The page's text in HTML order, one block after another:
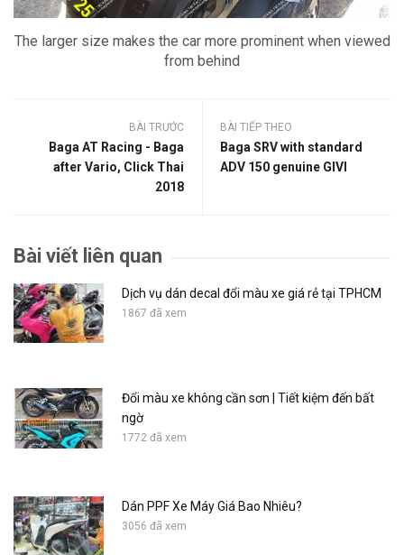
The larger size makes the car more prominent when viewed
from behind
BÀI TRƯỚC
Baga AT Racing - Baga
after Vario, Click Thai
2018
BÀI TIẾP THEO
Baga SRV with standard
ADV 150 genuine GIVI
Bài viết liên quan
Dịch vụ dán decal đổi màu xe giá rẻ tại TPHCM
1867 đã xem
Đổi màu xe không cần sơn | Tiết kiệm đến bất
ngờ
1772 đã xem
Dán PPF Xe Máy Giá Bao Nhiêu?
3056 đã xem